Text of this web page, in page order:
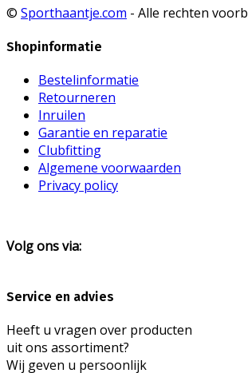
© Sporthaantje.com - Alle rechten
Shopinformatie
Bestelinformatie
Retourneren
Inruilen
Garantie en reparatie
Clubfitting
Algemene voorwaarden
Privacy policy
Volg ons via:
Service en advies
Heeft u vragen over producten
uit ons assortiment?
Wij geven u persoonlijk